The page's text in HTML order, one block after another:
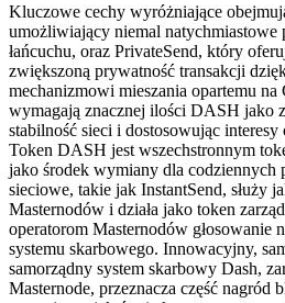
Kluczowe cechy wyróżniające
umożliwiający niemal natychmiastowe
łańcuchu, oraz PrivateSend, który
zwiększoną prywatność transakcji
mechanizmowi mieszania opartemu
wymagają znacznej ilości DASH jako
stabilność sieci i dostosowując
Token DASH jest wszechstronnym
jako środek wymiany dla codziennych
sieciowe, takie jak InstantSend, służy
Masternodów i działa jako token
operatorom Masternodów głosowanie
systemu skarbowego. Innowacyjny,
samorządny system skarbowy Dash,
Masternode, przeznacza część nagród